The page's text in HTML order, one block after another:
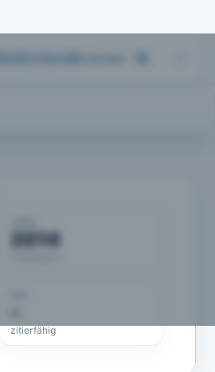
2014
zitierfähig